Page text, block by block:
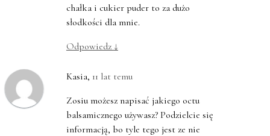
chałka i cukier puder to za dużo
słodkości dla mnie.
Odpowiedz ↓
Kasia, 11 lat temu
Zosiu możesz napisać jakiego octu
balsamicznego używasz? Podzielcie się
informacją, bo tyle tego jest ze nie